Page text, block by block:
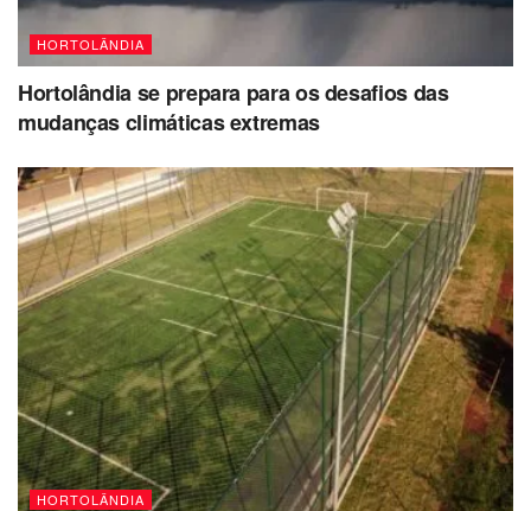
HORTOLÂNDIA
Hortolândia se prepara para os desafios das
mudanças climáticas extremas
HORTOLÂNDIA